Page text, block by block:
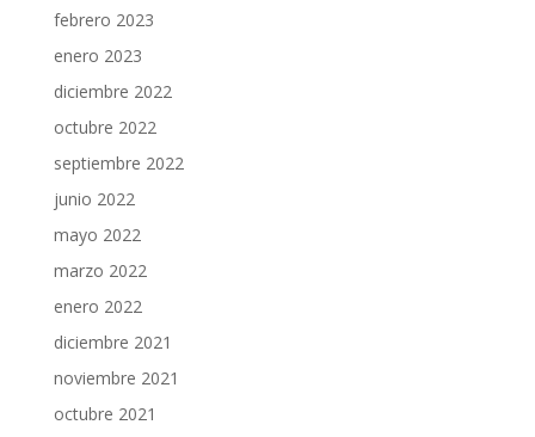
febrero 2023
enero 2023
diciembre 2022
octubre 2022
septiembre 2022
junio 2022
mayo 2022
marzo 2022
enero 2022
diciembre 2021
noviembre 2021
octubre 2021